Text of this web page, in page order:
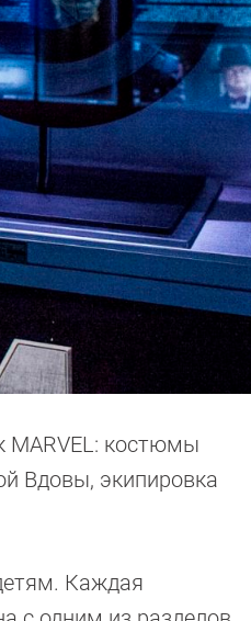
MARVEL: костюмы
Вдовы, экипировка
Каждая